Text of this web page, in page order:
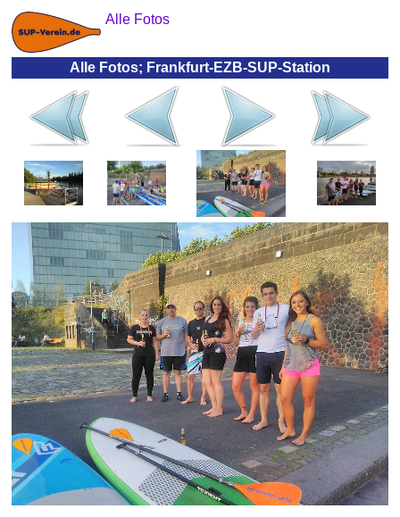
Alle Fotos
Alle Fotos; Frankfurt-EZB-SUP-Station